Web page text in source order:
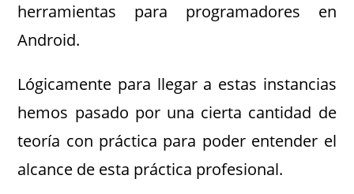
herramientas para programadores en
Android.
Lógicamente para llegar a estas instancias
hemos pasado por una cierta cantidad de
teoría con práctica para poder entender el
alcance de esta práctica profesional.